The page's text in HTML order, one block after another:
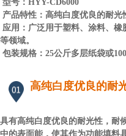
型号： HYY-CD6000
产品特性：高纯白度优良的耐光
应用：广泛用于塑料、涂料、
等领域。
包装规格：25公斤多层纸袋或
高纯白度优良的耐
具有高纯白度优良的耐光性，耐
中的表面能，使其作为功能填料